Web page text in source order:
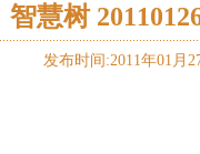
智慧树
发布时间:2011年01月